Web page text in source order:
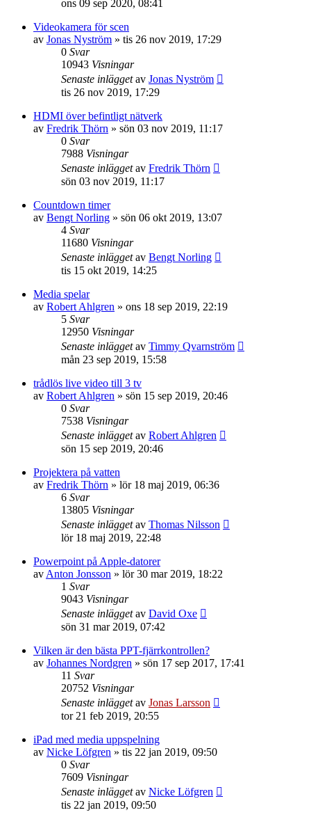
ons 09 sep 2020, 08:41
Videokamera för scen
av Jonas Nyström » tis 26 nov 2019, 17:29
0 Svar
10943 Visningar
Senaste inläggetav Jonas Nyström
tis 26 nov 2019, 17:29
HDMI över befintligt nätverk
av Fredrik Thörn » sön 03 nov 2019, 11:17
0 Svar
7988 Visningar
Senaste inläggetav Fredrik Thörn
sön 03 nov 2019, 11:17
Countdown timer
av Bengt Norling » sön 06 okt 2019, 13:07
4 Svar
11680 Visningar
Senaste inläggetav Bengt Norling
tis 15 okt 2019, 14:25
Media spelar
av Robert Ahlgren » ons 18 sep 2019, 22:19
5 Svar
12950 Visningar
Senaste inläggetav Timmy Qvarnström
mån 23 sep 2019, 15:58
trådlös live video till 3 tv
av Robert Ahlgren » sön 15 sep 2019, 20:46
0 Svar
7538 Visningar
Senaste inläggetav Robert Ahlgren
sön 15 sep 2019, 20:46
Projektera på vatten
av Fredrik Thörn » lör 18 maj 2019, 06:36
6 Svar
13805 Visningar
Senaste inläggetav Thomas Nilsson
lör 18 maj 2019, 22:48
Powerpoint på Apple-datorer
av Anton Jonsson » lör 30 mar 2019, 18:22
1 Svar
9043 Visningar
Senaste inläggetav David Oxe
sön 31 mar 2019, 07:42
Vilken är den bästa PPT-fjärrkontrollen?
av Johannes Nordgren » sön 17 sep 2017, 17:41
11 Svar
20752 Visningar
Senaste inläggetav Jonas Larsson
tor 21 feb 2019, 20:55
iPad med media uppspelning
av Nicke Löfgren » tis 22 jan 2019, 09:50
0 Svar
7609 Visningar
Senaste inläggetav Nicke Löfgren
tis 22 jan 2019, 09:50